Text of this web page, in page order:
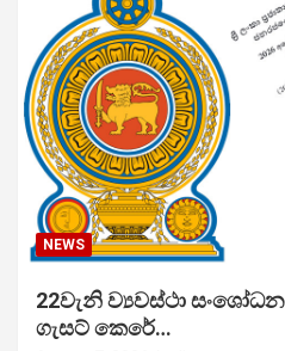
NEWS
22වැනි ව්‍යවස්ථා
ගැසට් කෙරේ…